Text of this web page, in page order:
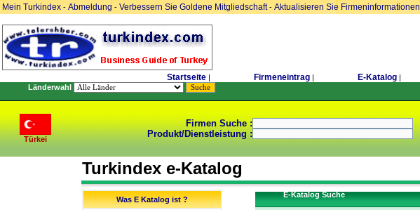
Mein Turkindex - Abmeldung - Verbessern Sie Goldene Mitgliedschaft- Aktualisieren Sie Firmeninformationen
Startseite | Firmeneintrag | E-Katalog |
Länderwahl
Türkei
Firmen Suche :
Produkt/Dienstleistung :
Turkindex e-Katalog
Was E Katalog ist ?
E-Katalog Suche